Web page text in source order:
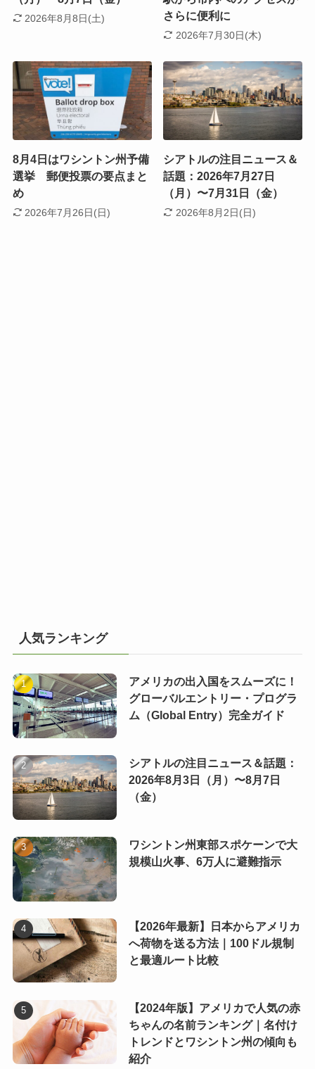
2026年8月8日(土)
さらに便利に
2026年7月30日(木)
8月4日はワシントン州予備
選挙 郵便投票の要点まと
め
2026年7月26日(日)
シアトルの注目ニュース＆
話題：2026年7月27日
（月）〜7月31日（金）
2026年8月2日(日)
人気ランキング
アメリカの出入国をスムーズに！
グローバルエントリー・プログラ
ム（Global Entry）完全ガイド
シアトルの注目ニュース＆話題：
2026年8月3日（月）〜8月7日
（金）
ワシントン州東部スポケーンで大
規模山火事、6万人に避難指示
【2026年最新】日本からアメリカ
へ荷物を送る方法｜100ドル規制
と最適ルート比較
【2024年版】アメリカで人気の赤
ちゃんの名前ランキング｜名付け
トレンドとワシントン州の傾向も
紹介